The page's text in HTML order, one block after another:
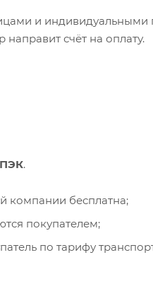
и
счёт на оплату.
ПЭК.
компании бесплатна;
покупателем;
по тарифу